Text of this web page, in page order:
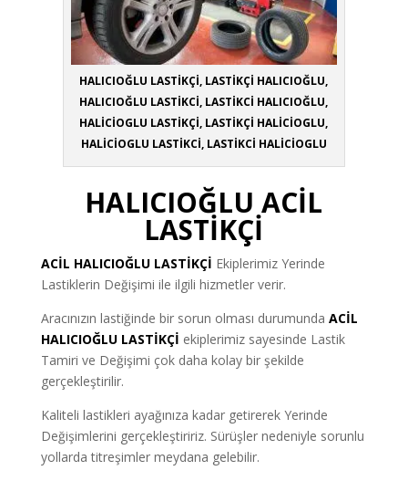
HALICIOĞLU LASTİKÇİ, LASTİKÇİ HALICIOĞLU,
HALICIOĞLU LASTİKCİ, LASTİKCİ HALICIOĞLU,
HALİCİOGLU LASTİKÇİ, LASTİKÇİ HALİCİOGLU,
HALİCİOGLU LASTİKCİ, LASTİKCİ HALİCİOGLU
HALICIOĞLU ACİL
LASTİKÇİ
ACİL HALICIOĞLU LASTİKÇİ Ekiplerimiz Yerinde
Lastiklerin Değişimi ile ilgili hizmetler verir.
Aracınızın lastiğinde bir sorun olması durumunda ACİL
HALICIOĞLU LASTİKÇİ ekiplerimiz sayesinde Lastik
Tamiri ve Değişimi çok daha kolay bir şekilde
gerçekleştirilir.
Kaliteli lastikleri ayağınıza kadar getirerek Yerinde
Değişimlerini gerçekleştiririz. Sürüşler nedeniyle sorunlu
yollarda titreşimler meydana gelebilir.